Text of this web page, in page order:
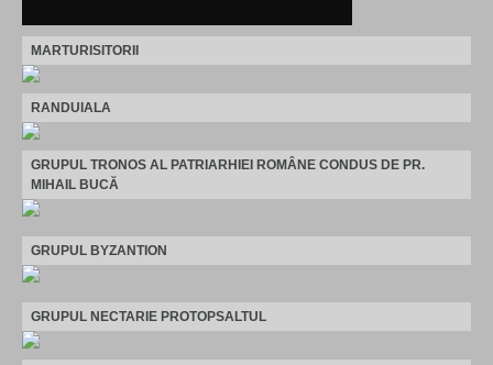
MARTURISITORII
RANDUIALA
GRUPUL TRONOS AL PATRIARHIEI ROMÂNE CONDUS DE PR.
MIHAIL BUCĂ
GRUPUL BYZANTION
GRUPUL NECTARIE PROTOPSALTUL